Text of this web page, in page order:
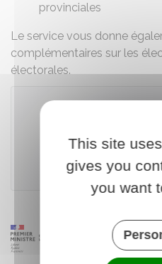
provinciales
Le service vous donne
complémentaires sur les
électorales.
Gouvernement
This site
gives you
you want